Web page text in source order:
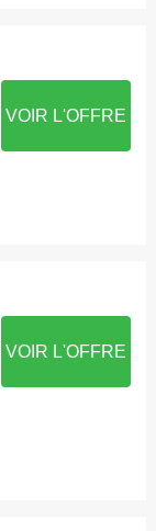
VOIR L'OFFRE
VOIR L'OFFRE